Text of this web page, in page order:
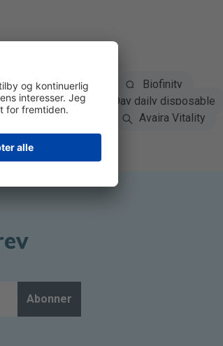
Dailies Acuvue
Biofinity
Air Optix
MyDay daily disposable
Biomedics
Avaira Vitality
Abonner